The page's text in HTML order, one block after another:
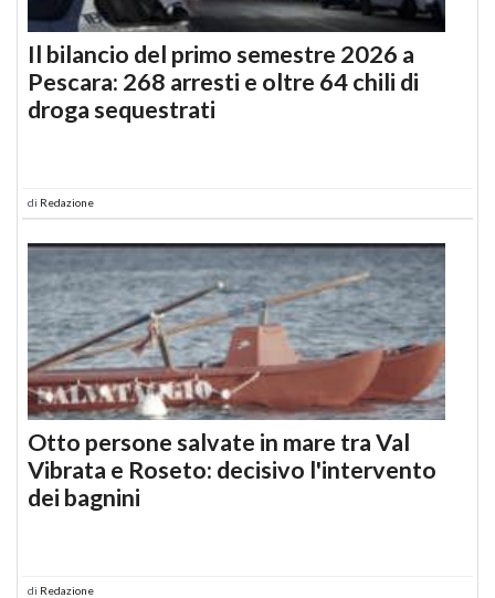
Il bilancio del primo semestre 2026 a
Pescara: 268 arresti e oltre 64 chili di
droga sequestrati
di Redazione
Otto persone salvate in mare tra Val
Vibrata e Roseto: decisivo l'intervento
dei bagnini
di Redazione